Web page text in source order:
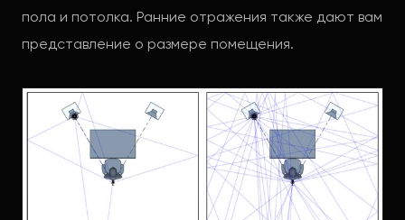
пола и потолка. Ранние отражения также дают вам
представление о размере помещения.